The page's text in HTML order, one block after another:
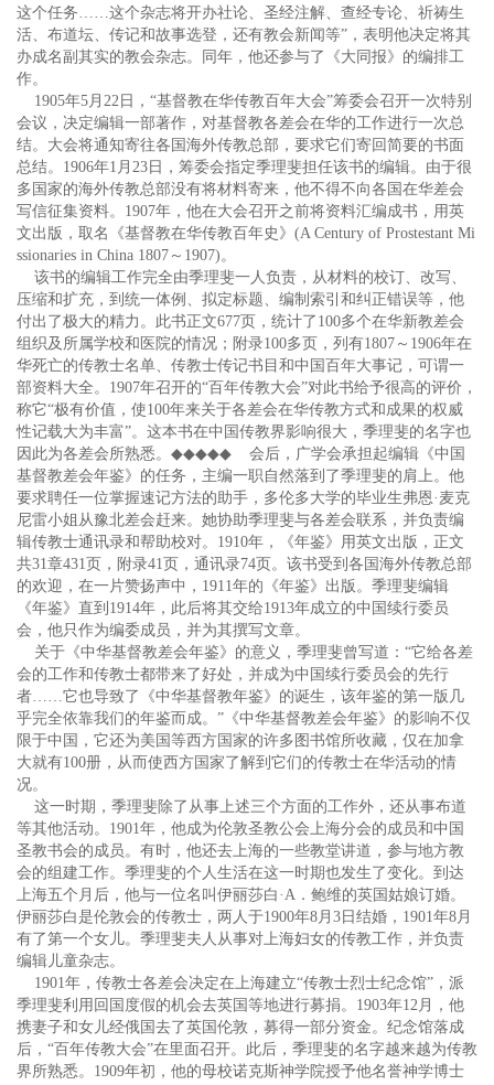
这个任务……这个杂志将开办社论、圣经注解、查经专论、祈祷生
活、布道坛、传记和故事选登，还有教会新闻等”，表明他决定将其
办成名副其实的教会杂志。同年，他还参与了《大同报》的编排工
作。
1905年5月22日，“基督教在华传教百年大会”筹委会召开一次特别
会议，决定编辑一部著作，对基督教各差会在华的工作进行一次总
结。大会将通知寄往各国海外传教总部，要求它们寄回简要的书面
总结。1906年1月23日，筹委会指定季理斐担任该书的编辑。由于很
多国家的海外传教总部没有将材料寄来，他不得不向各国在华差会
写信征集资料。1907年，他在大会召开之前将资料汇编成书，用英
文出版，取名《基督教在华传教百年史》(A Century of Prostestant Mi
ssionaries in China 1807～1907)。
该书的编辑工作完全由季理斐一人负责，从材料的校订、改写、
压缩和扩充，到统一体例、拟定标题、编制索引和纠正错误等，他
付出了极大的精力。此书正文677页，统计了100多个在华新教差会
组织及所属学校和医院的情况；附录100多页，列有1807～1906年在
华死亡的传教士名单、传教士传记书目和中国百年大事记，可谓一
部资料大全。1907年召开的“百年传教大会”对此书给予很高的评价，
称它“极有价值，使100年来关于各差会在华传教方式和成果的权威
性记载大为丰富”。这本书在中国传教界影响很大，季理斐的名字也
因此为各差会所熟悉。 ◆◆◆◆◆ 会后，广学会承担起编辑《中国
基督教差会年鉴》的任务，主编一职自然落到了季理斐的肩上。他
要求聘任一位掌握速记方法的助手，多伦多大学的毕业生弗恩·麦克
尼雷小姐从豫北差会赶来。她协助季理斐与各差会联系，并负责编
辑传教士通讯录和帮助校对。1910年，《年鉴》用英文出版，正文
共31章431页，附录41页，通讯录74页。该书受到各国海外传教总部
的欢迎，在一片赞扬声中，1911年的《年鉴》出版。季理斐编辑
《年鉴》直到1914年，此后将其交给1913年成立的中国续行委员
会，他只作为编委成员，并为其撰写文章。
关于《中华基督教差会年鉴》的意义，季理斐曾写道：“它给各差
会的工作和传教士都带来了好处，并成为中国续行委员会的先行
者……它也导致了《中华基督教年鉴》的诞生，该年鉴的第一版几
乎完全依靠我们的年鉴而成。”《中华基督教差会年鉴》的影响不仅
限于中国，它还为美国等西方国家的许多图书馆所收藏，仅在加拿
大就有100册，从而使西方国家了解到它们的传教士在华活动的情
况。
这一时期，季理斐除了从事上述三个方面的工作外，还从事布道
等其他活动。1901年，他成为伦敦圣教公会上海分会的成员和中国
圣教书会的成员。有时，他还去上海的一些教堂讲道，参与地方教
会的组建工作。季理斐的个人生活在这一时期也发生了变化。到达
上海五个月后，他与一位名叫伊丽莎白·A．鲍维的英国姑娘订婚。
伊丽莎白是伦敦会的传教士，两人于1900年8月3日结婚，1901年8月
有了第一个女儿。季理斐夫人从事对上海妇女的传教工作，并负责
编辑儿童杂志。
1901年，传教士各差会决定在上海建立“传教士烈士纪念馆”，派
季理斐利用回国度假的机会去英国等地进行募捐。1903年12月，他
携妻子和女儿经俄国去了英国伦敦，募得一部分资金。纪念馆落成
后，“百年传教大会”在里面召开。此后，季理斐的名字越来越为传教
界所熟悉。1909年初，他的母校诺克斯神学院授予他名誉神学博士